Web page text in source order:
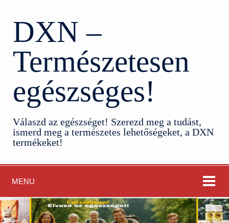
DXN –
Természetesen
egészséges!
Válaszd az egészséget! Szerezd meg a tudást,
ismerd meg a természetes lehetőségeket, a DXN
termékeket!
MENU